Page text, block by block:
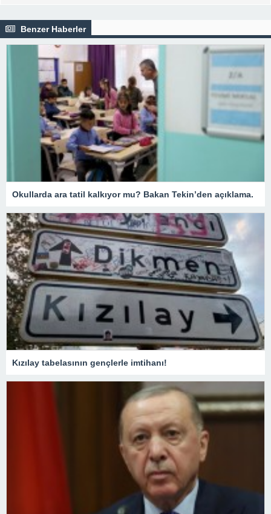
Benzer Haberler
Okullarda ara tatil kalkıyor mu? Bakan Tekin’den açıklama.
Kızılay tabelasının gençlerle imtihanı!